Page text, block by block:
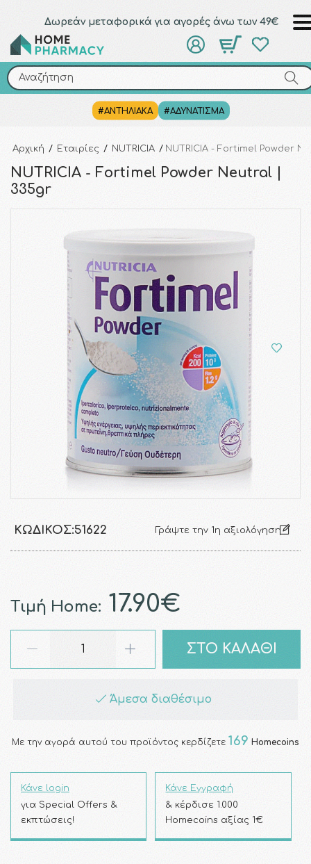
Δωρεάν μεταφορικά για αγορές άνω των 49€
Αναζήτηση
#ΑΝΤΗΛΙΑΚΑ #ΑΔΥΝΑΤΙΣΜΑ
Αναζήτηση
Αρχική / Εταιρίες / NUTRICIA / NUTRICIA - Fortimel Powder
NUTRICIA - Fortimel Powder Neutral |
335gr
ΚΩΔΙΚΌΣ:51622 Γράψτε την 1η αξιολόγηση
Τιμή Home: 17.90€
ΣΤΟ ΚΑΛΑΘΙ
Άμεσα διαθέσιμο
Με την αγορά αυτού του προϊόντος κερδίζετε 169 Homecoins
Κάνε login
για Special Offers &
εκπτώσεις!
Κάνε Εγγραφή
& κέρδισε 1.000
Homecoins αξίας 1€